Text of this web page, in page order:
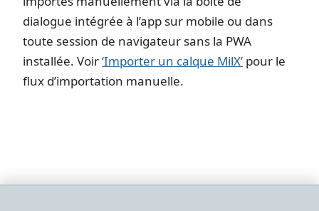
dialogue intégrée à l’app sur mobile ou dans
toute session de navigateur sans la PWA
installée. Voir‘Importer un calque MilX’ pour le
flux d’importation manuelle.